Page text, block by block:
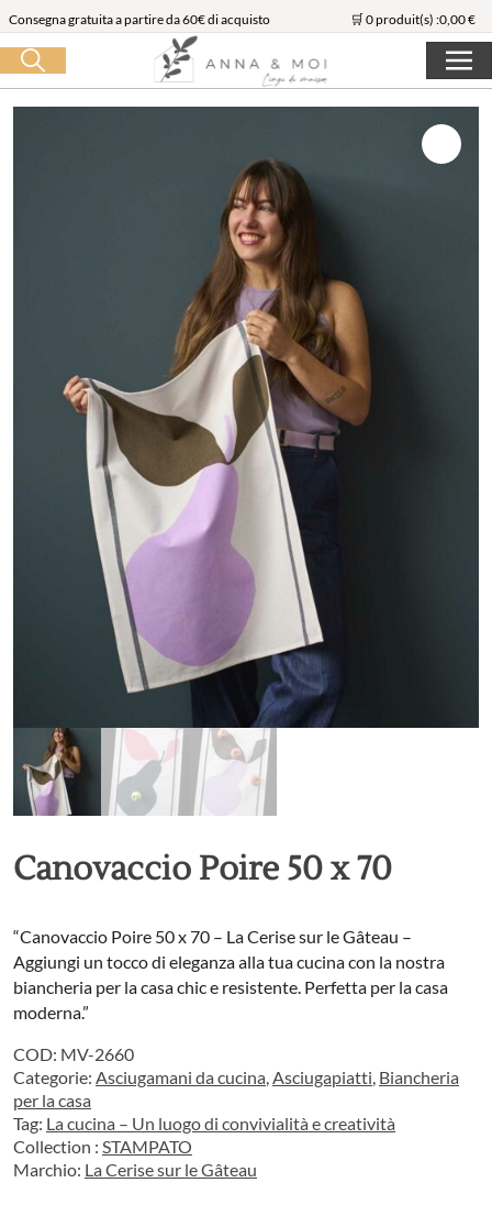
Consegna gratuita a partire da 60€ di acquisto 🛒 0 produit(s) :0,00€
Canovaccio Poire 50 x 70
“Canovaccio Poire 50 x 70 – La Cerise sur le Gâteau –
Aggiungi un tocco di eleganza alla tua cucina con la nostra
biancheria per la casa chic e resistente. Perfetta per la casa
moderna.”
COD: MV-2660
Categorie: Asciugamani da cucina,Asciugapiatti, Biancheria
per la casa
Tag: La cucina – Un luogo di convivialità e creatività
Collection : STAMPATO
Marchio: La Cerise sur le Gâteau